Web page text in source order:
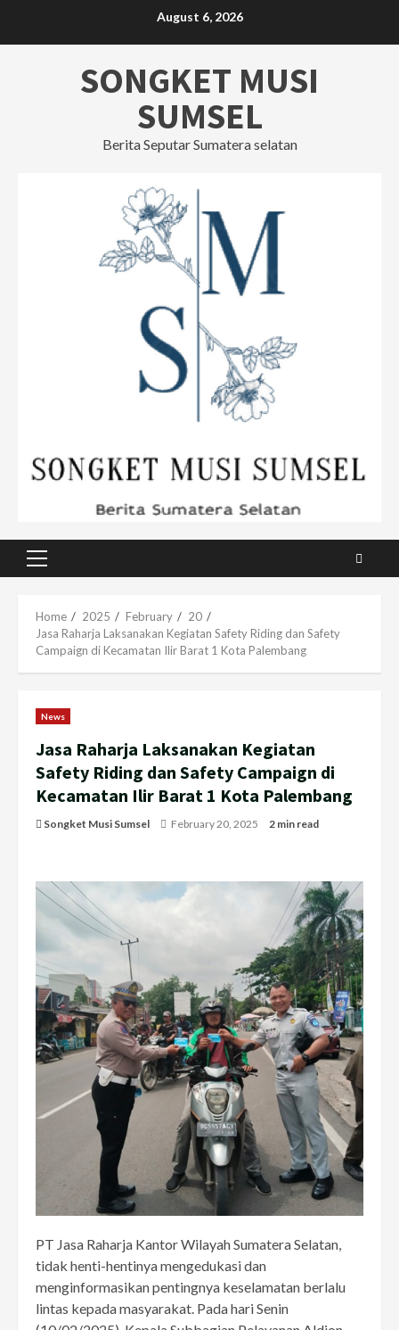
August 6, 2026
SONGKET MUSI
SUMSEL
Berita Seputar Sumatera selatan
Primary
Home 2025 February
20
Jasa Raharja Laksanakan Kegiatan Safety Riding dan Safety
Campaign di Kecamatan Ilir Barat 1 Kota Palembang
News
Jasa Raharja Laksanakan Kegiatan
Safety Riding dan Safety Campaign di
Kecamatan Ilir Barat 1 Kota Palembang
Songket Musi Sumsel February 20, 2025 2 min read
PT Jasa Raharja Kantor Wilayah Sumatera Selatan,
tidak henti-hentinya mengedukasi dan
menginformasikan pentingnya keselamatan berlalu
lintas kepada masyarakat. Pada hari Senin